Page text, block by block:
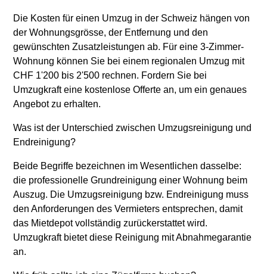
Die Kosten für einen Umzug in der Schweiz hängen von
der Wohnungsgrösse, der Entfernung und den
gewünschten Zusatzleistungen ab. Für eine 3-Zimmer-
Wohnung können Sie bei einem regionalen Umzug mit
CHF 1'200 bis 2'500 rechnen. Fordern Sie bei
Umzugkraft eine kostenlose Offerte an, um ein genaues
Angebot zu erhalten.
Was ist der Unterschied zwischen Umzugsreinigung und
Endreinigung?
Beide Begriffe bezeichnen im Wesentlichen dasselbe:
die professionelle Grundreinigung einer Wohnung beim
Auszug. Die Umzugsreinigung bzw. Endreinigung muss
den Anforderungen des Vermieters entsprechen, damit
das Mietdepot vollständig zurückerstattet wird.
Umzugkraft bietet diese Reinigung mit Abnahmegarantie
an.